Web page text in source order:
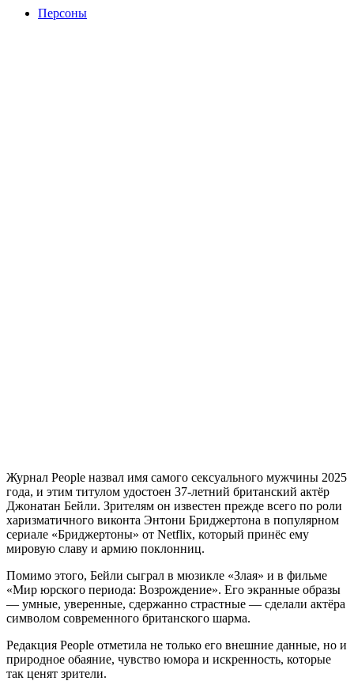
Персоны
Журнал People назвал имя самого сексуального мужчины 2025
года, и этим титулом удостоен 37-летний британский актёр
Джонатан Бейли. Зрителям он известен прежде всего по роли
харизматичного виконта Энтони Бриджертона в популярном
сериале «Бриджертоны» от Netflix, который принёс ему
мировую славу и армию поклонниц.
Помимо этого, Бейли сыграл в мюзикле «Злая» и в фильме
«Мир юрского периода: Возрождение». Его экранные образы
— умные, уверенные, сдержанно страстные — сделали актёра
символом современного британского шарма.
Редакция People отметила не только его внешние данные, но и
природное обаяние, чувство юмора и искренность, которые
так ценят зрители.